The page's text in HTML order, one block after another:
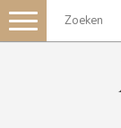
Toggle
navigation